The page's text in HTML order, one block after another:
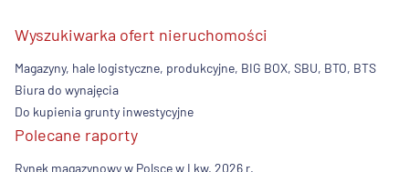
Wyszukiwarka ofert nieruchomości
Magazyny, hale logistyczne, produkcyjne, BIG BOX, SBU, BTO, BTS
Biura do wynajęcia
Do kupienia grunty inwestycyjne
Polecane raporty
Rynek magazynowy w Polsce w I kw. 2026 r.